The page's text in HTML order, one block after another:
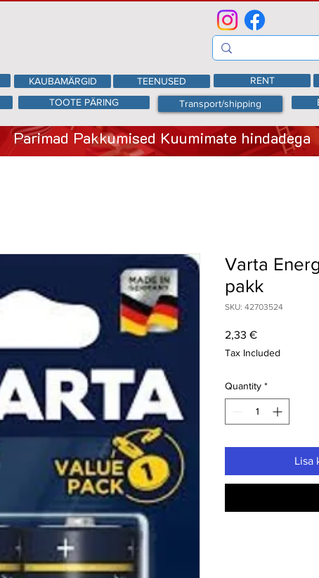
KAUBAMÄRGID TEENUSED RENT
TOOTE PÄRING
Transport/shipping
Parimad Pakkumised Kuumimate hindadega
Varta
pakk
SKU: 42703524
2,33 €Price
Tax Included
Quantity *
Lisa